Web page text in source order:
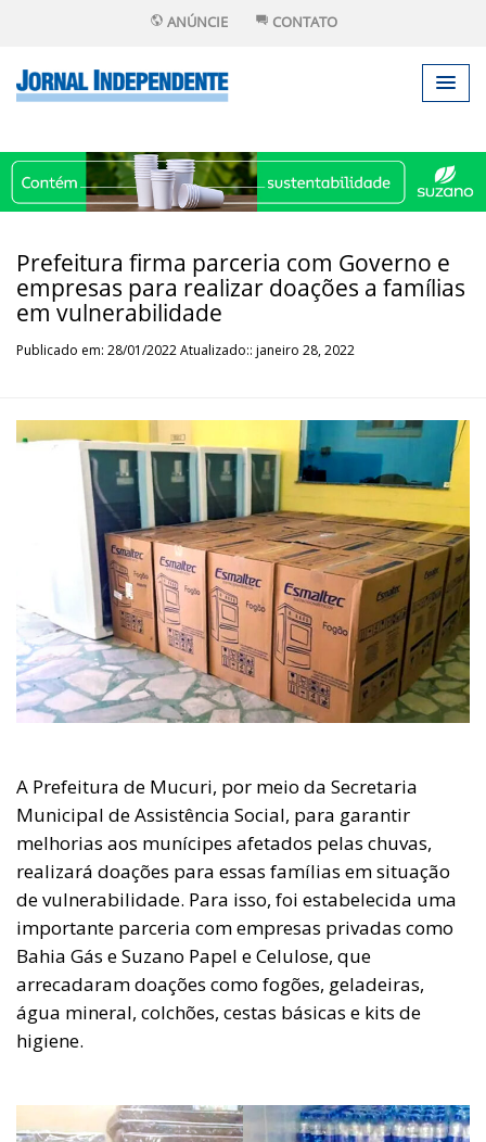
ANÚNCIE CONTATO
Prefeitura firma parceria com Governo e
empresas para realizar doações a famílias
em vulnerabilidade
Publicado em: 28/01/2022 Atualizado:: janeiro 28, 2022
A Prefeitura de Mucuri, por meio da Secretaria
Municipal de Assistência Social, para garantir
melhorias aos munícipes afetados pelas chuvas,
realizará doações para essas famílias em situação
de vulnerabilidade. Para isso, foi estabelecida uma
importante parceria com empresas privadas como
Bahia Gás e Suzano Papel e Celulose, que
arrecadaram doações como fogões, geladeiras,
água mineral, colchões, cestas básicas e kits de
higiene.